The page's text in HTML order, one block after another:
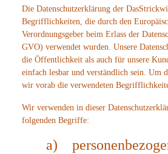
Die Datenschutzerklärung der
Begrifflichkeiten, die durch den
Verordnungsgeber beim Erlass der
GVO) verwendet wurden. Unsere
die Öffentlichkeit als auch für unsere
einfach lesbar und verständlich sein. Um
wir vorab die verwendeten
Wir verwenden in dieser
folgenden Begriffe:
a)